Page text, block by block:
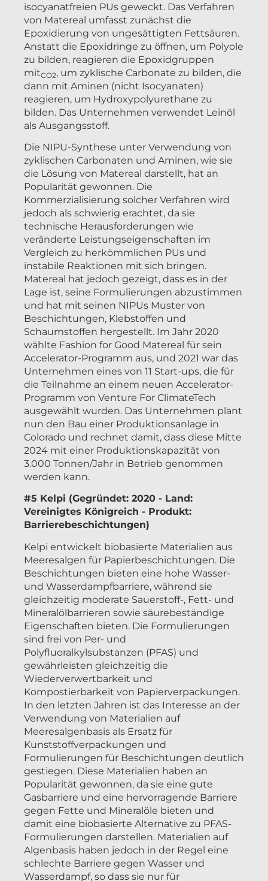
isocyanatfreien PUs geweckt. Das Verfahren
von Matereal umfasst zunächst die
Epoxidierung von ungesättigten Fettsäuren.
Anstatt die Epoxidringe zu öffnen, um Polyole
zu bilden, reagieren die Epoxidgruppen
mitCO2, um zyklische Carbonate zu bilden, die
dann mit Aminen (nicht Isocyanaten)
reagieren, um Hydroxypolyurethane zu
bilden. Das Unternehmen verwendet Leinöl
als Ausgangsstoff.
Die NIPU-Synthese unter Verwendung von
zyklischen Carbonaten und Aminen, wie sie
die Lösung von Matereal darstellt, hat an
Popularität gewonnen. Die
Kommerzialisierung solcher Verfahren wird
jedoch als schwierig erachtet, da sie
technische Herausforderungen wie
veränderte Leistungseigenschaften im
Vergleich zu herkömmlichen PUs und
instabile Reaktionen mit sich bringen.
Matereal hat jedoch gezeigt, dass es in der
Lage ist, seine Formulierungen abzustimmen
und hat mit seinen NIPUs Muster von
Beschichtungen, Klebstoffen und
Schaumstoffen hergestellt. Im Jahr 2020
wählte Fashion for Good Matereal für sein
Accelerator-Programm aus, und 2021 war das
Unternehmen eines von 11 Start-ups, die für
die Teilnahme an einem neuen Accelerator-
Programm von Venture For ClimateTech
ausgewählt wurden. Das Unternehmen plant
nun den Bau einer Produktionsanlage in
Colorado und rechnet damit, dass diese Mitte
2024 mit einer Produktionskapazität von
3.000 Tonnen/Jahr in Betrieb genommen
werden kann.
#5 Kelpi (Gegründet: 2020 - Land:
Vereinigtes Königreich - Produkt:
Barrierebeschichtungen)
Kelpi entwickelt biobasierte Materialien aus
Meeresalgen für Papierbeschichtungen. Die
Beschichtungen bieten eine hohe Wasser-
und Wasserdampfbarriere, während sie
gleichzeitig moderate Sauerstoff-, Fett- und
Mineralölbarrieren sowie säurebeständige
Eigenschaften bieten. Die Formulierungen
sind frei von Per- und
Polyfluoralkylsubstanzen (PFAS) und
gewährleisten gleichzeitig die
Wiederverwertbarkeit und
Kompostierbarkeit von Papierverpackungen.
In den letzten Jahren ist das Interesse an der
Verwendung von Materialien auf
Meeresalgenbasis als Ersatz für
Kunststoffverpackungen und
Formulierungen für Beschichtungen deutlich
gestiegen. Diese Materialien haben an
Popularität gewonnen, da sie eine gute
Gasbarriere und eine hervorragende Barriere
gegen Fette und Mineralöle bieten und
damit eine biobasierte Alternative zu PFAS-
Formulierungen darstellen. Materialien auf
Algenbasis haben jedoch in der Regel eine
schlechte Barriere gegen Wasser und
Wasserdampf, so dass sie nur für